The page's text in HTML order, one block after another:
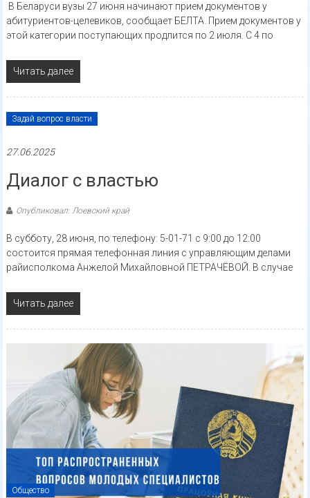
В Беларуси вузы 27 июня начинают прием документов у
абитуриентов-целевиков, сообщает БЕЛТА. Прием документов у
этой категории поступающих продлится по 2 июля. С 4 по
Читать далее
Задай вопрос власти
27.06.2025
Диалог с властью
Опубликовал: Лоевский край
В субботу, 28 июня, по телефону: 5-01-71 с 9:00 до 12:00
состоится прямая телефонная линия с управляющим делами
райисполкома Анжелой Михайловной ПЕТРАЧЁВОЙ. В случае
Читать далее
Общество